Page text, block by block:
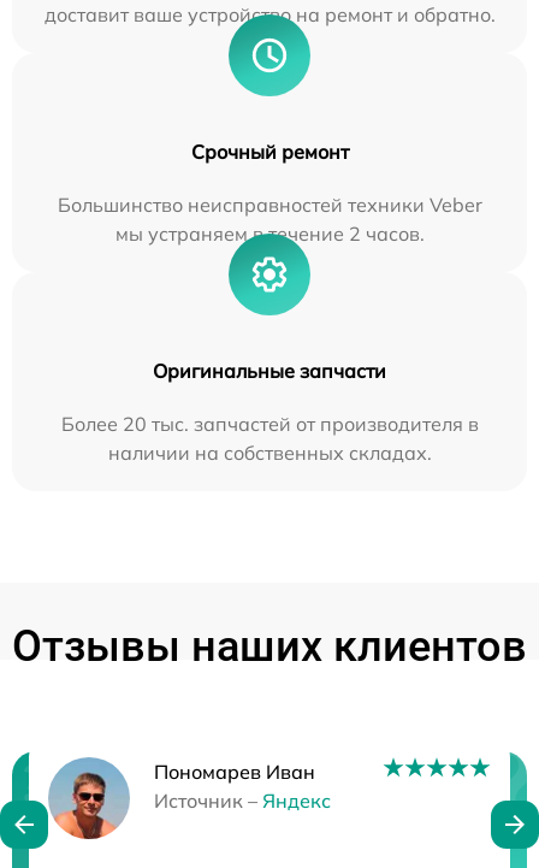
доставит ваше устройство на ремонт и обратно.
Срочный ремонт
Большинство неисправностей техники Veber
мы устраняем в течение 2 часов.
Оригинальные запчасти
Более 20 тыс. запчастей от производителя в
наличии на собственных складах.
Отзывы наших клиентов
Пономарев Иван
Источник – Яндекс
Нужна консультация?